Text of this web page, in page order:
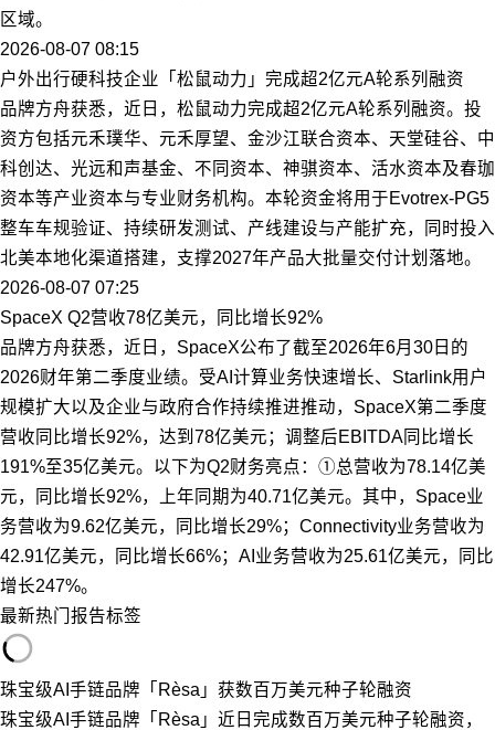
区域。
2026-08-07 08:15
户外出行硬科技企业「松鼠动力」完成超2亿元A轮系列融资
品牌方舟获悉，近日，松鼠动力完成超2亿元A轮系列融资。投
资方包括元禾璞华、元禾厚望、金沙江联合资本、天堂硅谷、中
科创达、光远和声基金、不同资本、神骐资本、活水资本及春珈
资本等产业资本与专业财务机构。本轮资金将用于Evotrex-PG5
整车车规验证、持续研发测试、产线建设与产能扩充，同时投入
北美本地化渠道搭建，支撑2027年产品大批量交付计划落地。
2026-08-07 07:25
SpaceX Q2营收78亿美元，同比增长92%
品牌方舟获悉，近日，SpaceX公布了截至2026年6月30日的
2026财年第二季度业绩。受AI计算业务快速增长、Starlink用户
规模扩大以及企业与政府合作持续推进推动，SpaceX第二季度
营收同比增长92%，达到78亿美元；调整后EBITDA同比增长
191%至35亿美元。以下为Q2财务亮点：①总营收为78.14亿美
元，同比增长92%，上年同期为40.71亿美元。其中，Space业
务营收为9.62亿美元，同比增长29%；Connectivity业务营收为
42.91亿美元，同比增长66%；AI业务营收为25.61亿美元，同比
增长247%。
最新热门 报告标签
珠宝级AI手链品牌「Rèsa」获数百万美元种子轮融资
珠宝级AI手链品牌「Rèsa」近日完成数百万美元种子轮融资，